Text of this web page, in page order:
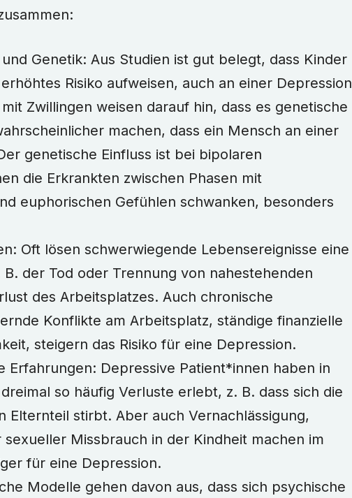
Genetik: Aus Studien ist gut belegt, dass Kinder
Risiko aufweisen, auch an einer Depression
Zwillingen weisen darauf hin, dass es genetische
machen, dass ein Mensch an einer
genetische Einfluss ist bei bipolaren
die Erkrankten zwischen Phasen mit
euphorischen Gefühlen schwanken, besonders
Oft lösen schwerwiegende Lebensereignisse eine
B. der Tod oder Trennung von nahestehenden
des Arbeitsplatzes. Auch chronische
Konflikte am Arbeitsplatz, ständige finanzielle
steigern das Risiko für eine Depression.
Erfahrungen: Depressive Patient*innen haben in
so häufig Verluste erlebt, z. B. dass sich die
Elternteil stirbt. Aber auch Vernachlässigung,
Missbrauch in der Kindheit machen im
für eine Depression.
Modelle gehen davon aus, dass sich psychische